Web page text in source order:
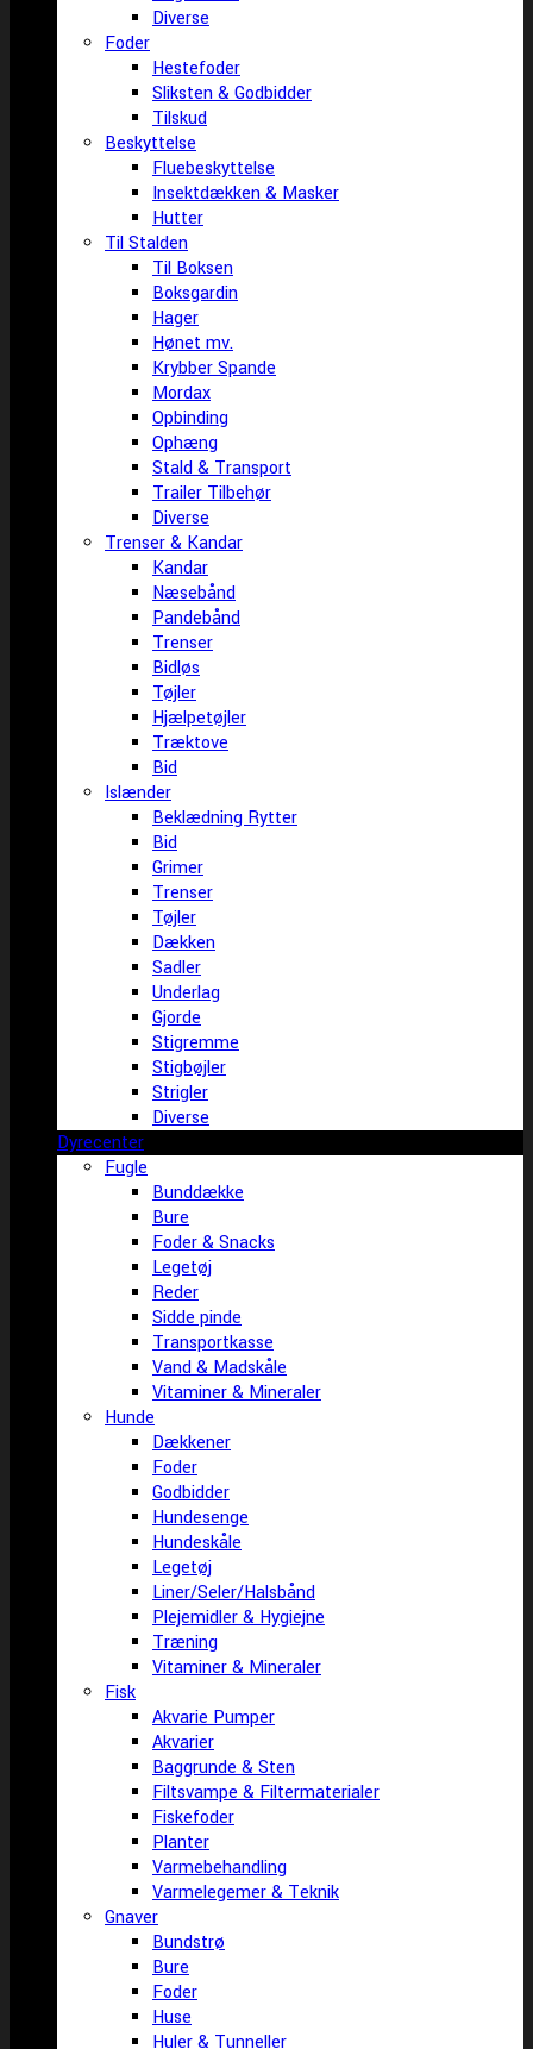
Diverse
Foder
Hestefoder
Sliksten & Godbidder
Tilskud
Beskyttelse
Fluebeskyttelse
Insektdækken & Masker
Hutter
Til Stalden
Til Boksen
Boksgardin
Hager
Hønet mv.
Krybber Spande
Mordax
Opbinding
Ophæng
Stald & Transport
Trailer Tilbehør
Diverse
Trenser & Kandar
Kandar
Næsebånd
Pandebånd
Trenser
Bidløs
Tøjler
Hjælpetøjler
Træktove
Bid
Islænder
Beklædning Rytter
Bid
Grimer
Trenser
Tøjler
Dækken
Sadler
Underlag
Gjorde
Stigremme
Stigbøjler
Strigler
Diverse
Dyrecenter
Fugle
Bunddække
Bure
Foder & Snacks
Legetøj
Reder
Sidde pinde
Transportkasse
Vand & Madskåle
Vitaminer & Mineraler
Hunde
Dækkener
Foder
Godbidder
Hundesenge
Hundeskåle
Legetøj
Liner/Seler/Halsbånd
Plejemidler & Hygiejne
Træning
Vitaminer & Mineraler
Fisk
Akvarie Pumper
Akvarier
Baggrunde & Sten
Filtsvampe & Filtermaterialer
Fiskefoder
Planter
Varmebehandling
Varmelegemer & Teknik
Gnaver
Bundstrø
Bure
Foder
Huse
Huler & Tunneller